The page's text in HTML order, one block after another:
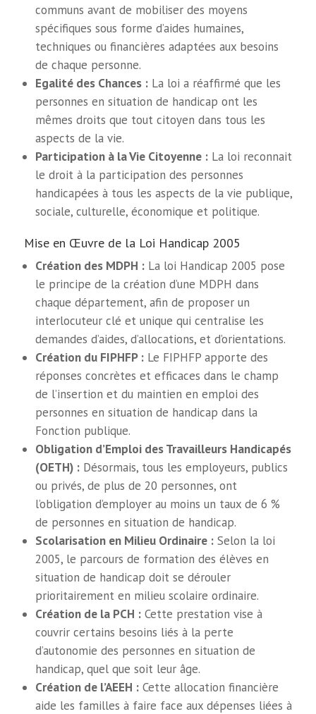
communs avant de mobiliser des moyens
spécifiques sous forme d’aides humaines,
techniques ou financières adaptées aux besoins
de chaque personne.
Egalité des Chances : La loi a réaffirmé que les
personnes en situation de handicap ont les
mêmes droits que tout citoyen dans tous les
aspects de la vie.
Participation à la Vie Citoyenne : La loi reconnait
le droit à la participation des personnes
handicapées à tous les aspects de la vie publique,
sociale, culturelle, économique et politique.
Mise en Œuvre de la Loi Handicap 2005
Création des MDPH : La loi Handicap 2005 pose
le principe de la création d’une MDPH dans
chaque département, afin de proposer un
interlocuteur clé et unique qui centralise les
demandes d’aides, d’allocations, et d’orientations.
Création du FIPHFP : Le FIPHFP apporte des
réponses concrètes et efficaces dans le champ
de l’insertion et du maintien en emploi des
personnes en situation de handicap dans la
Fonction publique.
Obligation d’Emploi des Travailleurs Handicapés
(OETH) : Désormais, tous les employeurs, publics
ou privés, de plus de 20 personnes, ont
l’obligation d’employer au moins un taux de 6 %
de personnes en situation de handicap.
Scolarisation en Milieu Ordinaire : Selon la loi
2005, le parcours de formation des élèves en
situation de handicap doit se dérouler
prioritairement en milieu scolaire ordinaire.
Création de la PCH : Cette prestation vise à
couvrir certains besoins liés à la perte
d’autonomie des personnes en situation de
handicap, quel que soit leur âge.
Création de l’AEEH : Cette allocation financière
aide les familles à faire face aux dépenses liées à